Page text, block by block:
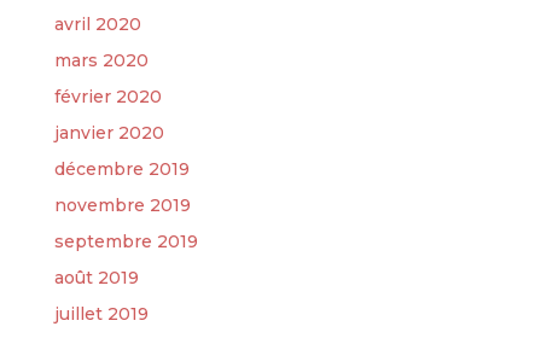
avril 2020
mars 2020
février 2020
janvier 2020
décembre 2019
novembre 2019
septembre 2019
août 2019
juillet 2019